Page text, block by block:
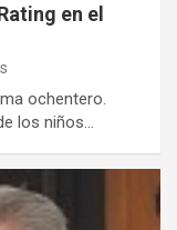
en el
ochentero.
los niños…